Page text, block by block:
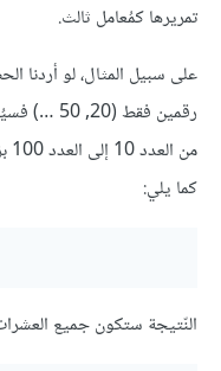
تمريرها كمُعامل ثالث.
على سبيل المثال، لو أردنا
رقمين
كما يلي:
النّتيجة ستكون جميع العشرات من 10 إلى 90 في